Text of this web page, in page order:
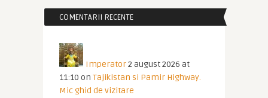
COMENTARII RECENTE
Imperator2 august 2026 at
11:10 on Tajikistan si Pamir Highway.
Mic ghid de vizitare